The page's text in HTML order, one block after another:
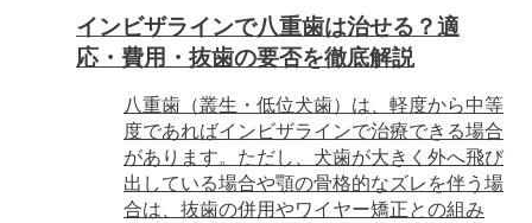
インビザラインで八重歯は治せる？適
応・費用・抜歯の要否を徹底解説
八重歯（叢生・低位犬歯）は、軽度から中等
度であればインビザラインで治療できる場合
があります。ただし、犬歯が大きく外へ飛び
出している場合や顎の骨格的なズレを伴う場
合は、抜歯の併用やワイヤー矯正との組み